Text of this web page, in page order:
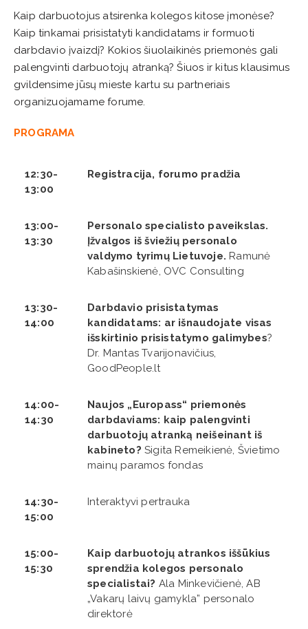
Kaip darbuotojus atsirenka kolegos kitose įmonėse?
Kaip tinkamai prisistatyti kandidatams ir formuoti
darbdavio įvaizdį? Kokios šiuolaikinės priemonės gali
palengvinti darbuotojų atranką? Šiuos ir kitus klausimus
gvildensime jūsų mieste kartu su partneriais
organizuojamame forume.
PROGRAMA
12:30-
13:00
Registracija, forumo pradžia
13:00-
13:30
Personalo specialisto paveikslas.
Įžvalgos iš šviežių personalo
valdymo tyrimų Lietuvoje. Ramunė
Kabašinskienė, OVC Consulting
13:30-
14:00
Darbdavio prisistatymas
kandidatams: ar išnaudojate visas
išskirtinio prisistatymo galimybes?
Dr. Mantas Tvarijonavičius,
GoodPeople.lt
14:00-
14:30
Naujos „Europass“ priemonės
darbdaviams: kaip palengvinti
darbuotojų atranką neišeinant iš
kabineto? Sigita Remeikienė, Švietimo
mainų paramos fondas
14:30-
15:00
Interaktyvi pertrauka
15:00-
15:30
Kaip darbuotojų atrankos iššūkius
sprendžia kolegos personalo
specialistai? Ala Minkevičienė, AB
„Vakarų laivų gamykla” personalo
direktorė